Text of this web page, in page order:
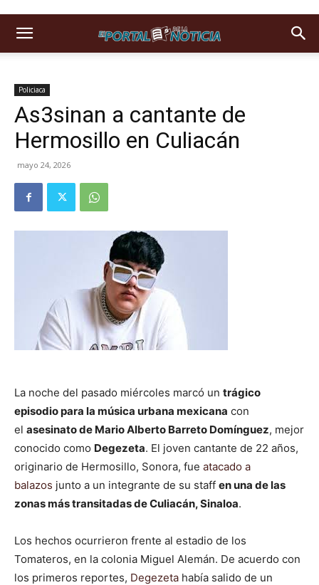
Policiaca
As3sinan a cantante de
Hermosillo en Culiacán
mayo 24, 2026
La noche del pasado miércoles marcó un trágico
episodio para la música urbana mexicana con
el asesinato de Mario Alberto Barreto Domínguez, mejor
conocido como Degezeta. El joven cantante de 22 años,
originario de Hermosillo, Sonora, fue atacado a
balazos junto a un integrante de su staff en una de las
zonas más transitadas de Culiacán, Sinaloa.
Los hechos ocurrieron frente al estadio de los
Tomateros, en la colonia Miguel Alemán. De acuerdo con
los primeros reportes, Degezeta había salido de un